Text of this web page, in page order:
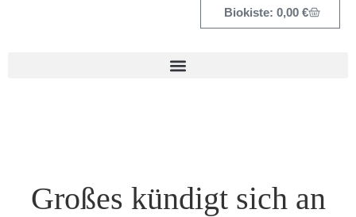
0,00 €
Großes kündigt sich an